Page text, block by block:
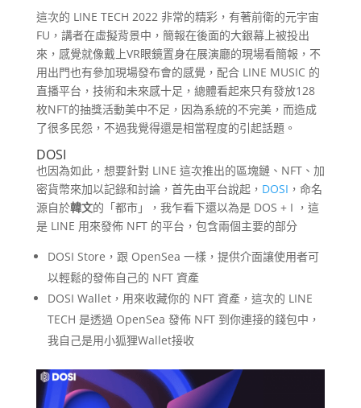
這次的 LINE TECH 2022 非常的精彩，有著前衛的元宇宙
FU，講者在虛擬背景中，簡報在後面的大銀幕上被投出
來，感覺就像戴上VR眼鏡置身在展演廳的現場看簡報，不
用出門也有參加現場發布會的感覺，配合 LINE MUSIC 的
直播平台，技術和未來感十足，總體看起來只有發放128
枚NFT的抽獎活動美中不足，因為系統的不完美，而造成
了很多民怨，不過我覺得還是相當程度的引起話題。
DOSI
也因為如此，想要針對 LINE 這次推出的區塊鏈、NFT、加
密貨幣來加以記錄和討論，首先由平台說起， DOSI ，命名
源自於韓文的「都市」，我乍看下還以為是 DOS + I ，這
是 LINE 用來發佈 NFT 的平台，包含兩個主要的部分
DOSI Store，跟 OpenSea 一樣，提供介面讓使用者可
以輕鬆的發佈自己的 NFT 資產
DOSI Wallet，用來收藏你的 NFT 資產，這次的 LINE
TECH 是透過 OpenSea 發佈 NFT 到你連接的錢包中，
我自己是用小狐狸Wallet接收